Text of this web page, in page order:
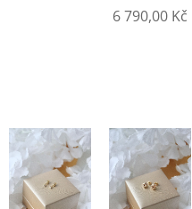
6 790,00 Kč